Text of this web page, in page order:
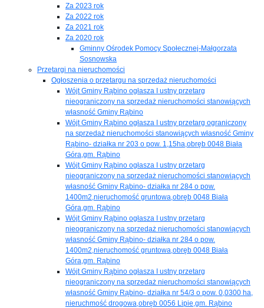
Za 2023 rok
Za 2022 rok
Za 2021 rok
Za 2020 rok
Gminny Ośrodek Pomocy Społecznej-Małgorzata
Sosnowska
Przetargi na nieruchomości
Ogłoszenia o przetargu na sprzedaż nieruchomości
Wójt Gminy Rąbino ogłasza I ustny przetarg
nieograniczony na sprzedaż nieruchomości stanowiących
własność Gminy Rąbino
Wójt Gminy Rąbino ogłasza I ustny przetarg ograniczony
na sprzedaż nieruchomości stanowiących własność Gminy
Rąbino- działka nr 203 o pow. 1,15ha,obręb 0048 Biała
Góra,gm. Rąbino
Wójt Gminy Rąbino ogłasza I ustny przetarg
nieograniczony na sprzedaż nieruchomości stanowiących
własność Gminy Rąbino- działka nr 284 o pow.
1400m2,nieruchomość gruntowa,obręb 0048 Biała
Góra,gm. Rąbino
Wójt Gminy Rąbino ogłasza I ustny przetarg
nieograniczony na sprzedaż nieruchomości stanowiących
własność Gminy Rąbino- działka nr 284 o pow.
1400m2,nieruchomość gruntowa,obręb 0048 Biała
Góra,gm. Rąbino
Wójt Gminy Rąbino ogłasza I ustny przetarg
nieograniczony na sprzedaż nieruchomości stanowiących
własność Gminy Rąbino- działka nr 54/3 o pow. 0,0300 ha,
nieruchmość drogowa,obręb 0056 Lipie,gm. Rąbino